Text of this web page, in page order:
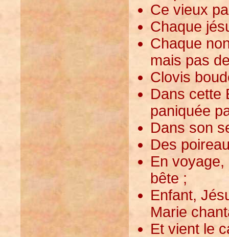
Ce vieux
Chaque
Chaque
mais pas
Clovis
Dans cette
paniquée
Dans son
Des
En voyage,
bête ;
Enfant,
Marie
Et vient le